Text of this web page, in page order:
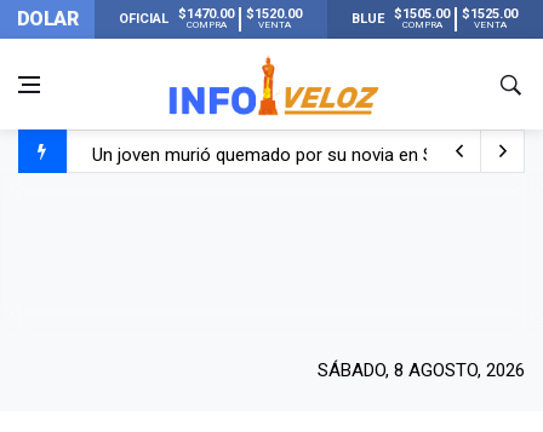
DOLAR OFICIAL $1470.00
COMPRA
$1520.00
VENTA BLUE $1505.00
COMPRA
$1525.00
VENTA
Un joven murió quemado por su novia en San Luis:
SÁBADO, 8 AGOSTO, 2026